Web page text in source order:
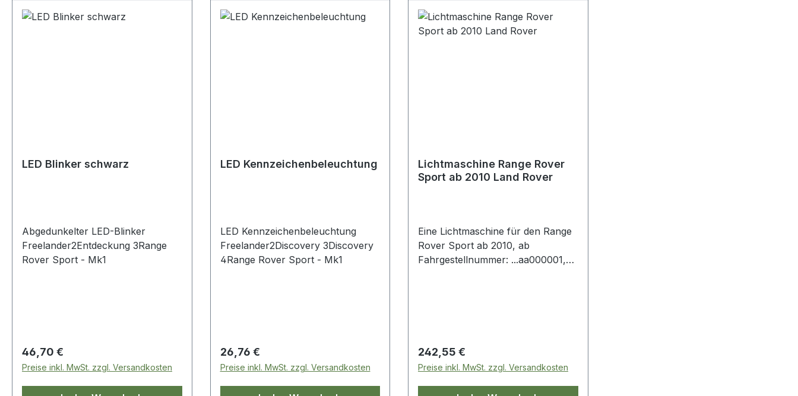
LED Blinker schwarz
Abgedunkelter LED-Blinker
Freelander2Entdeckung 3Range
Rover Sport - Mk1
Regulärer Preis:
46,70 €
Preise inkl. MwSt. zzgl. Versandkosten
LED Kennzeichenbeleuchtung
LED Kennzeichenbeleuchtung
Freelander2Discovery 3Discovery
4Range Rover Sport - Mk1
Regulärer Preis:
26,76 €
Preise inkl. MwSt. zzgl. Versandkosten
Lichtmaschine Range Rover
Sport ab 2010 Land Rover
Eine Lichtmaschine für den Range
Rover Sport ab 2010, ab
Fahrgestellnummer: ...aa000001,
Regulärer Preis:
242,55 €
Preise inkl. MwSt. zzgl. Versandkosten